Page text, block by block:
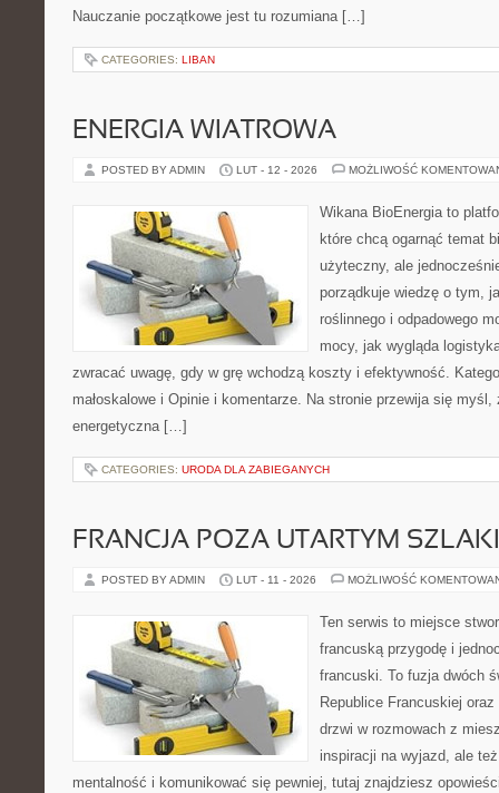
Nauczanie początkowe jest tu rozumiana […]
CATEGORIES: LIBAN
ENERGIA WIATROWA
POSTED BY ADMIN LUT - 12 - 2026 MOŻLIWOŚĆ
Wikana BioEnergia to
które chcą ogarnąć temat
użyteczny, ale
porządkuje wiedzę o tym,
roślinnego i odpadowego
mocy, jak wygląda
zwracać uwagę, gdy w grę wchodzą koszty i efektywność.
małoskalowe i Opinie i komentarze. Na stronie przewija się myśl,
energetyczna […]
CATEGORIES: URODA DLA ZABIEGANYCH
FRANCJA POZA UTARTYM
POSTED BY ADMIN LUT - 11 - 2026 MOŻLIWOŚĆ
Ten serwis to miejsce
francuską przygodę i
francuski. To fuzja dwóch
Republice Francuskiej
drzwi w rozmowach z
inspiracji na wyjazd, ale
mentalność i komunikować się pewniej, tutaj znajdziesz